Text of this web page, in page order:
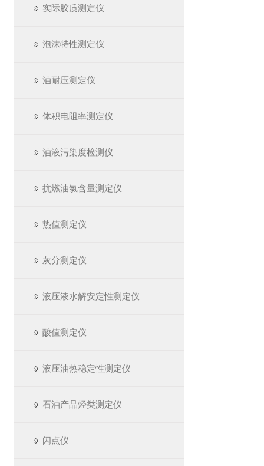
实际胶质测定仪
泡沫特性测定仪
油耐压测定仪
体积电阻率测定仪
油液污染度检测仪
抗燃油氯含量测定仪
热值测定仪
灰分测定仪
液压液水解安定性测定仪
酸值测定仪
液压油热稳定性测定仪
石油产品烃类测定仪
闪点仪